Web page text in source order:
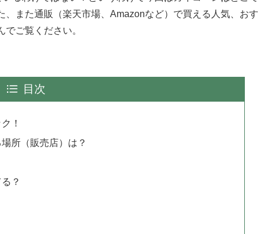
また通販（楽天市場、Amazonなど）で買える人気、おす
ご覧ください。
目次
！
所（販売店）は？
？